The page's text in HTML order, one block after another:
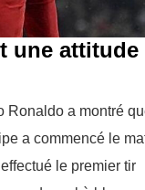
une attitude
Ronaldo a montré
a commencé le
le premier tir